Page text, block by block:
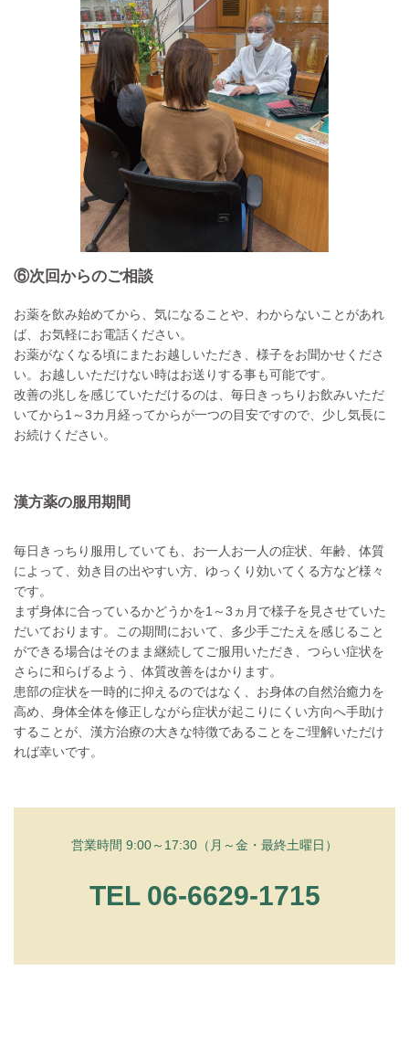
⑥次回からのご相談
お薬を飲み始めてから、気になることや、わからないことがあれ
ば、お気軽にお電話ください。
お薬がなくなる頃にまたお越しいただき、様子をお聞かせくださ
い。お越しいただけない時はお送りする事も可能です。
改善の兆しを感じていただけるのは、毎日きっちりお飲みいただ
いてから1～3カ月経ってからが一つの目安ですので、少し気長に
お続けください。
漢方薬の服用期間
毎日きっちり服用していても、お一人お一人の症状、年齢、体質
によって、効き目の出やすい方、ゆっくり効いてくる方など様々
です。
まず身体に合っているかどうかを1～3ヵ月で様子を見させていた
だいております。この期間において、多少手ごたえを感じること
ができる場合はそのまま継続してご服用いただき、つらい症状を
さらに和らげるよう、体質改善をはかります。
患部の症状を一時的に抑えるのではなく、お身体の自然治癒力を
高め、身体全体を修正しながら症状が起こりにくい方向へ手助け
することが、漢方治療の大きな特徴であることをご理解いただけ
れば幸いです。
営業時間 9:00～17:30（月～金・最終土曜日）
TEL 06-6629-1715